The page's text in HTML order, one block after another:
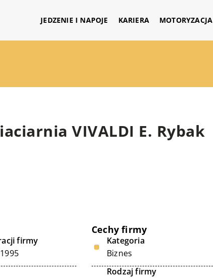
JEDZENIE I NAPOJE KARIERA MOTORYZACJA
VIVALDI E. Rybak
firmy
Cechy firmy
Kategoria
Biznes
Rodzaj firmy